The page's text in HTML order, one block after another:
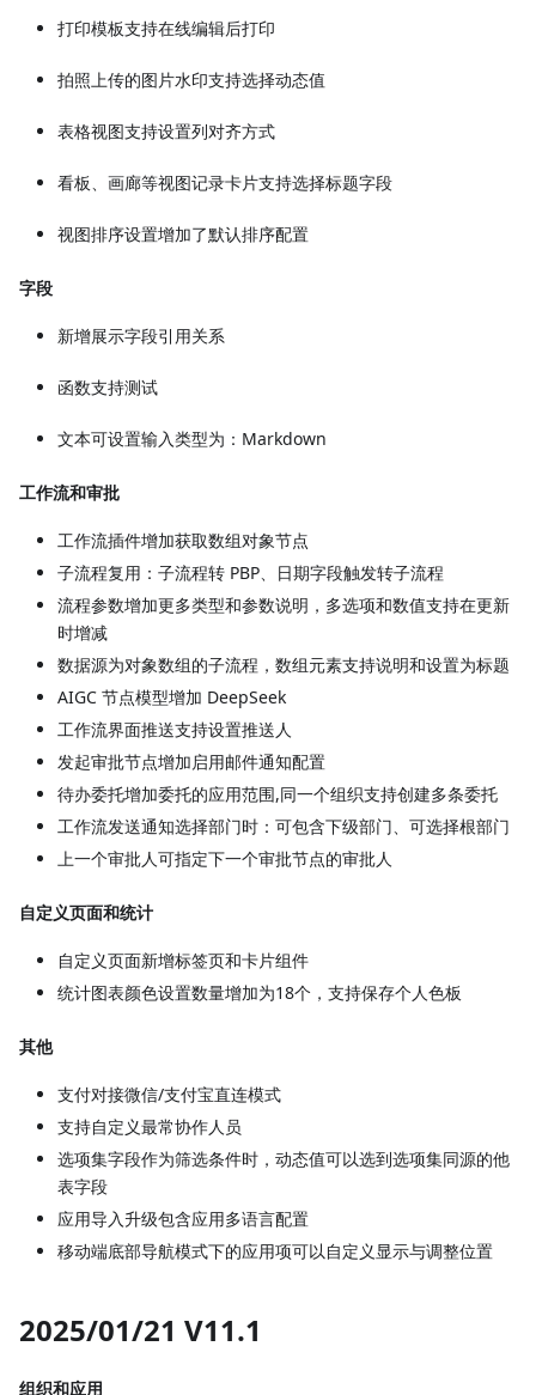
打印模板支持在线编辑后打印
拍照上传的图片水印支持选择动态值
表格视图支持设置列对齐方式
看板、画廊等视图记录卡片支持选择标题字段
视图排序设置增加了默认排序配置
字段
新增展示字段引用关系
函数支持测试
文本可设置输入类型为：Markdown
工作流和审批
工作流插件增加获取数组对象节点
子流程复用：子流程转 PBP、日期字段触发转子流程
流程参数增加更多类型和参数说明，多选项和数值支持在更新
时增减
数据源为对象数组的子流程，数组元素支持说明和设置为标题
AIGC 节点模型增加 DeepSeek
工作流界面推送支持设置推送人
发起审批节点增加启用邮件通知配置
待办委托增加委托的应用范围,同一个组织支持创建多条委托
工作流发送通知选择部门时：可包含下级部门、可选择根部门
上一个审批人可指定下一个审批节点的审批人
自定义页面和统计
自定义页面新增标签页和卡片组件
统计图表颜色设置数量增加为18个，支持保存个人色板
其他
支付对接微信/支付宝直连模式
支持自定义最常协作人员
选项集字段作为筛选条件时，动态值可以选到选项集同源的他
表字段
应用导入升级包含应用多语言配置
移动端底部导航模式下的应用项可以自定义显示与调整位置
2025/01/21 V11.1
组织和应用